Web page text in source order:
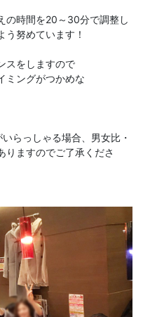
の時間を20～30分で調整し
う努めています！
スをしますので
ミングがつかめな
らっしゃる場合、男女比・
りますのでご了承くださ